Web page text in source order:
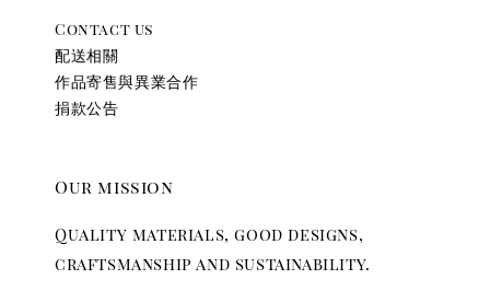
Contact us
配送相關
作品寄售與異業合作
捐款公告
Our mission
Quality materials, good designs,
craftsmanship and sustainability.